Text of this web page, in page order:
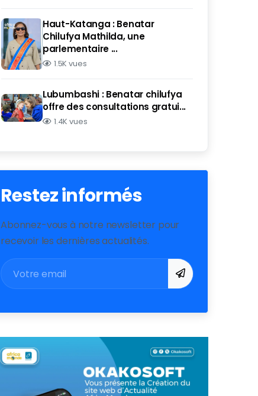
Haut-Katanga : Benatar
Chilufya Mathilda, une
parlementaire ...
1.5K vues
Lubumbashi : Benatar chilufya
offre des consultations gratui...
1.4K vues
Restez informés
Abonnez-vous à notre newsletter pour
recevoir les dernières actualités.